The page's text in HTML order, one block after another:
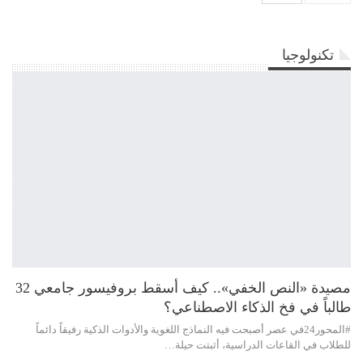
تكنولوجيا
مصيدة «النص الخفي».. كيف أسقط بروفيسور جامعي 32
طالباً في فخ الذكاء الاصطناعي؟
#المحور24 ​في عصر أصبحت فيه النماذج اللغوية والأدوات الذكية رفيقاً دائماً
للطلاب في القاعات الدراسية، أثبتت حيلة…